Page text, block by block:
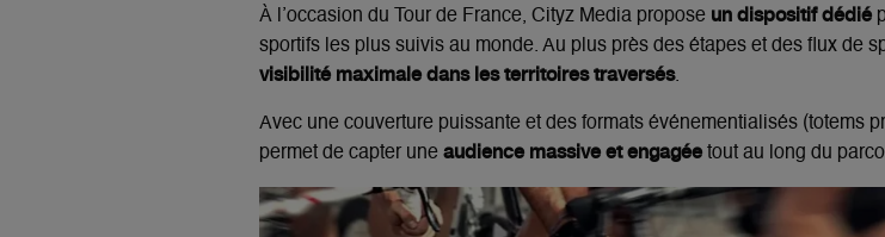
À l’occasion du Tour de France, Cityz Media propose un dispositif dédié
sportifs les plus suivis au monde. Au plus près des étapes et des flux de
visibilité maximale dans les territoires traversés.
Avec une couverture puissante et des formats événementialisés (totems
permet de capter une audience massive et engagée tout au long du